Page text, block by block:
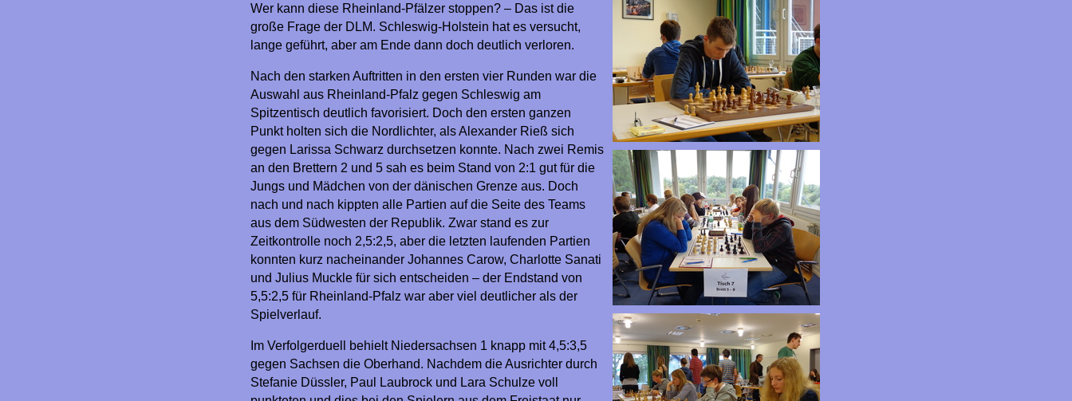
Wer kann diese Rheinland-Pfälzer stoppen? – Das ist die
große Frage der DLM. Schleswig-Holstein hat es versucht,
lange geführt, aber am Ende dann doch deutlich verloren.
Nach den starken Auftritten in den ersten vier Runden war die
Auswahl aus Rheinland-Pfalz gegen Schleswig am
Spitzentisch deutlich favorisiert. Doch den ersten ganzen
Punkt holten sich die Nordlichter, als Alexander Rieß sich
gegen Larissa Schwarz durchsetzen konnte. Nach zwei Remis
an den Brettern 2 und 5 sah es beim Stand von 2:1 gut für die
Jungs und Mädchen von der dänischen Grenze aus. Doch
nach und nach kippten alle Partien auf die Seite des Teams
aus dem Südwesten der Republik. Zwar stand es zur
Zeitkontrolle noch 2,5:2,5, aber die letzten laufenden Partien
konnten kurz nacheinander Johannes Carow, Charlotte Sanati
und Julius Muckle für sich entscheiden – der Endstand von
5,5:2,5 für Rheinland-Pfalz war aber viel deutlicher als der
Spielverlauf.
Im Verfolgerduell behielt Niedersachsen 1 knapp mit 4,5:3,5
gegen Sachsen die Oberhand. Nachdem die Ausrichter durch
Stefanie Düssler, Paul Laubrock und Lara Schulze voll